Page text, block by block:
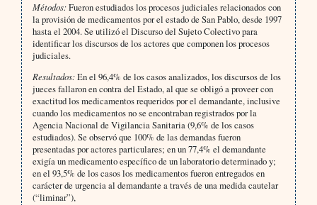
Métodos:Fueron estudiados los procesos judiciales relacionados con
la provisión de medicamentos por el estado de San Pablo, desde 1997
hasta el 2004. Se utilizó el Discurso del Sujeto Colectivo para
identificar los discursos de los actores que componen los procesos
judiciales.
Resultados:En el 96,4% de los casos analizados, los discursos de los
jueces fallaron en contra del Estado, al que se obligó a proveer con
exactitud los medicamentos requeridos por el demandante, inclusive
cuando los medicamentos no se encontraban registrados por la
Agencia Nacional de Vigilancia Sanitaria (9,6% de los casos
estudiados). Se observó que 100% de las demandas fueron
presentadas por actores particulares; en un 77,4% el demandante
exigía un medicamento específico de un laboratorio determinado y;
en el 93,5% de los casos los medicamentos fueron entregados en
carácter de urgencia al demandante a través de una medida cautelar
(“liminar”),